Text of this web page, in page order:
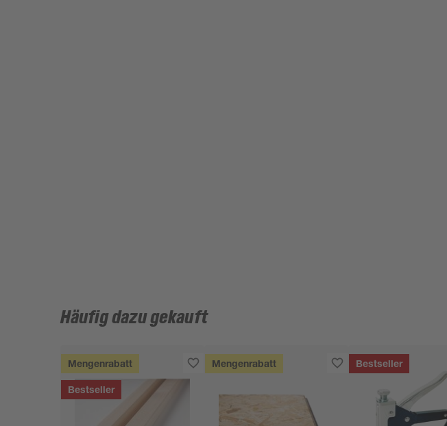
Häufig dazu gekauft
Mengenrabatt
Bestseller
Mengenrabatt Bestseller